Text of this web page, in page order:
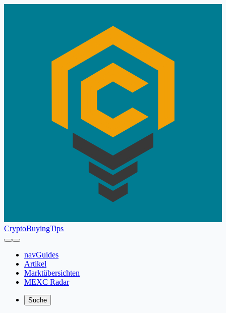
CryptoBuyingTips
navGuides
Artikel
Marktübersichten
MEXC Radar
Suche